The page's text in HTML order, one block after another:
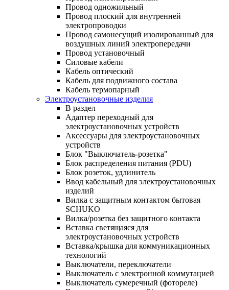
Провод одножильный
Провод плоский для внутренней
электропроводки
Провод самонесущий изолированный для
воздушных линий электропередачи
Провод установочный
Силовые кабели
Кабель оптический
Кабель для подвижного состава
Кабель термопарный
Электроустановочные изделия
В раздел
Адаптер переходный для
электроустановочных устройств
Аксессуары для электроустановочных
устройств
Блок "Выключатель-розетка"
Блок распределения питания (PDU)
Блок розеток, удлинитель
Ввод кабельный для электроустановочных
изделий
Вилка с защитным контактом бытовая
SCHUKO
Вилка/розетка без защитного контакта
Вставка светящаяся для
электроустановочных устройств
Вставка/крышка для коммуникационных
технологий
Выключатели, переключатели
Выключатель с электронной коммутацией
Выключатель сумеречный (фотореле)